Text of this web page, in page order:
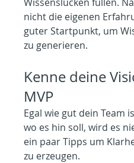
nicht die eigenen
guter Startpunkt, um
zu generieren.
Kenne deine
MVP
Egal wie gut dein Team
wo es hin soll, wird es
ein paar Tipps um
zu erzeugen.